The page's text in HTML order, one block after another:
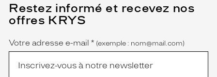
Restez informé et recevez nos
offres KRYS
Name
Votre adresse e-mail *
(Ce
champ
est
obligatoire)
(exemple : nom@mail.com)